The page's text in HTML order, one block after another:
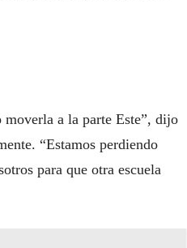
moverla a la parte Este”, dijo
“Estamos perdiendo
para que otra escuela